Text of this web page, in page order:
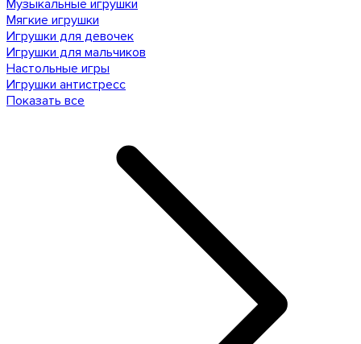
Музыкальные игрушки
Мягкие игрушки
Игрушки для девочек
Игрушки для мальчиков
Настольные игры
Игрушки антистресс
Показать все